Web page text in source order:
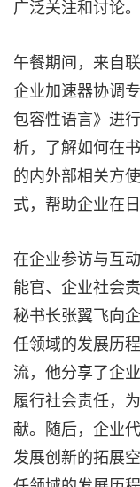
广泛关注和讨论。
午餐期间，来自
企业加速器协调
包容性语言》进
析，了解如何在
的内外部相关方
式，帮助企业在
在企业参访与互
能官、企业社会
秘书长张翼飞向
任领域的发展历
流，他分享了企
履行社会责任，
献。随后，企业
发展创新的拓展